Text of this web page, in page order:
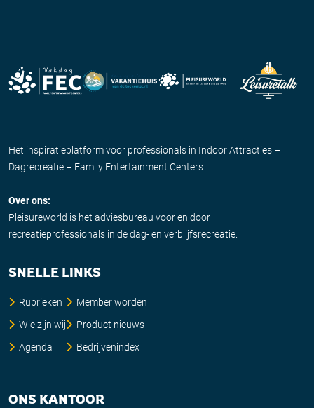
Het inspiratieplatform voor professionals in Indoor Attracties –
Dagrecreatie – Family Entertainment Centers
Over ons:
Pleisureworld is het adviesbureau voor en door
recreatieprofessionals in de dag- en verblijfsrecreatie.
SNELLE LINKS
Rubrieken
Wie zijn wij
Agenda
Member worden
Product nieuws
Bedrijvenindex
ONS KANTOOR